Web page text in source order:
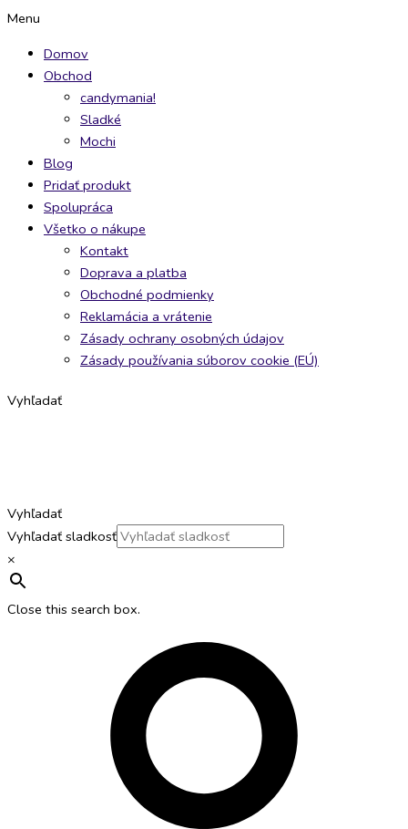
Preskočiť
obsah
Menu
Domov
Obchod
candymania!
Sladké
Mochi
Blog
Pridať produkt
Spolupráca
Všetko o nákupe
Kontakt
Doprava a platba
Obchodné podmienky
Reklamácia a vrátenie
Zásady ochrany osobných údajov
Zásady používania súborov cookie (EÚ)
Vyhľadať
Vyhľadať
Vyhľadať sladkosť
×
Close this search box.
Fanta
Apple
355ml
Chupa
345ml
Popstar
Mäta
500ml
Tary
Pomaranč
250ml